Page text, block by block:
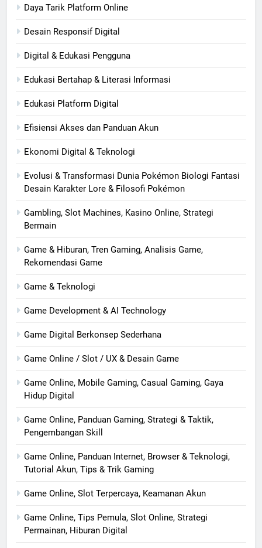
Daya Tarik Platform Online
Desain Responsif Digital
Digital & Edukasi Pengguna
Edukasi Bertahap & Literasi Informasi
Edukasi Platform Digital
Efisiensi Akses dan Panduan Akun
Ekonomi Digital & Teknologi
Evolusi & Transformasi Dunia Pokémon Biologi Fantasi
Desain Karakter Lore & Filosofi Pokémon
Gambling, Slot Machines, Kasino Online, Strategi
Bermain
Game & Hiburan, Tren Gaming, Analisis Game,
Rekomendasi Game
Game & Teknologi
Game Development & AI Technology
Game Digital Berkonsep Sederhana
Game Online / Slot / UX & Desain Game
Game Online, Mobile Gaming, Casual Gaming, Gaya
Hidup Digital
Game Online, Panduan Gaming, Strategi & Taktik,
Pengembangan Skill
Game Online, Panduan Internet, Browser & Teknologi,
Tutorial Akun, Tips & Trik Gaming
Game Online, Slot Terpercaya, Keamanan Akun
Game Online, Tips Pemula, Slot Online, Strategi
Permainan, Hiburan Digital